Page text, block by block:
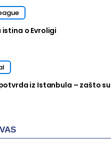
istina o Evroligi
iz Istanbula – zašto